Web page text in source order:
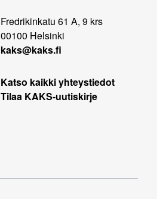
Fredrikinkatu 61 A, 9 krs
00100 Helsinki
kaks@kaks.fi
Katso kaikki yhteystiedot
Tilaa KAKS-uutiskirje